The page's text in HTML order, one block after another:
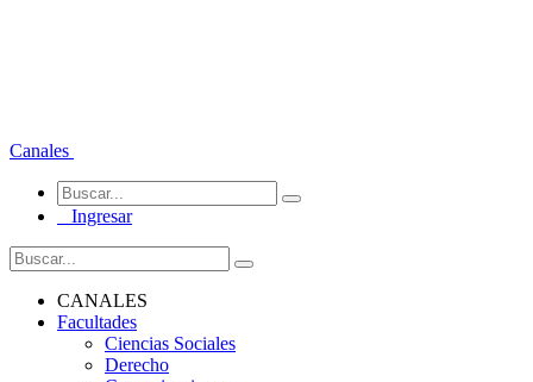
Canales
Ingresar
CANALES
Facultades
Ciencias Sociales
Derecho